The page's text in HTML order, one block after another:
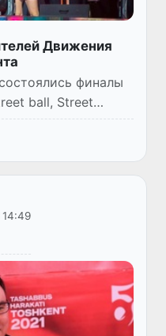
Движения
финалы
ball, Street
игры
Women
14:49